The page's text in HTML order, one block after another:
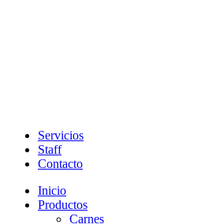
Servicios
Staff
Contacto
Inicio
Productos
Carnes